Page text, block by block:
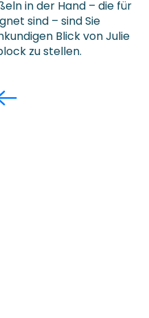
in der Hand – die für
sind – sind Sie
Blick von Julie
zu stellen.